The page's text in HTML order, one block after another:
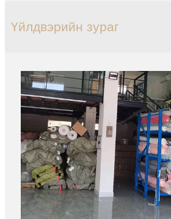
Үйлдвэрийн зураг